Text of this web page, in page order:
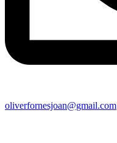
oliverfornesjoan@gmail.com